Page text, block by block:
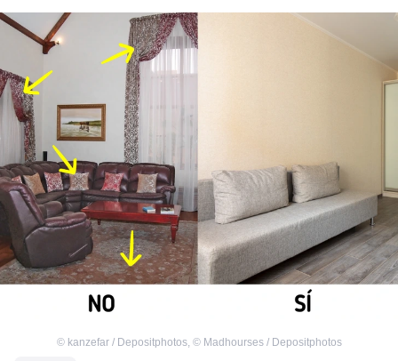
© kanzefar / Depositphotos, © Madhourses / Depositphotos